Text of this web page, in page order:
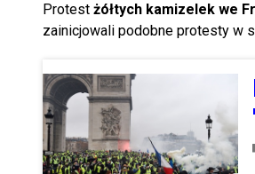
Protest żółtych kamizelek we
zainicjowali podobne protesty w